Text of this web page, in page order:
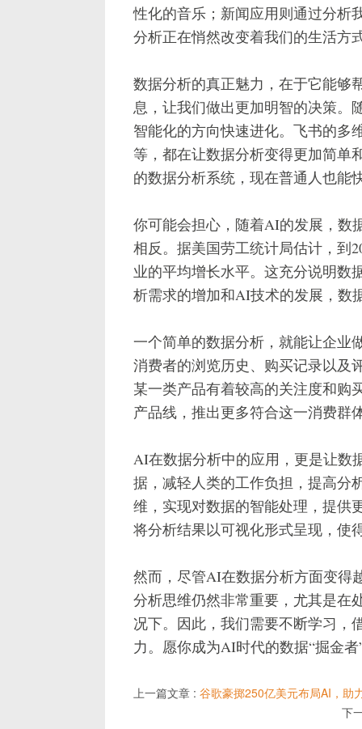
性化的音乐；新闻应用则通过分析
分析正在悄然改变着我们的生活方
数据分析的真正魅力，在于它能够
息，让我们做出更加明智的决策。
智能化的方向快速进化。飞书的多
等，都在让数据分析变得更加简单
的数据分析系统，现在普通人也能
你可能会担心，随着AI的发展，数
相反。据美国劳工统计局估计，到
业的平均增长水平。这充分说明数
析需求的增加和AI技术的发展，数
一个简单的数据分析，就能让企业
消费者的浏览历史、购买记录以及
某一类产品有着较高的关注度和购
产品线，推出更多符合这一消费群
AI在数据分析中的应用，更是让数
据，减轻人类的工作负担，提高分
维，实现对数据的智能处理，提供
将分析结果以可视化形式呈现，使
然而，尽管AI在数据分析方面变得
分析思维仍然非常重要，尤其是在
况下。因此，我们需要不断学习，
力。愿你成为AI时代的数据“掘金
上一篇文章 : 谷歌豪掷250亿美元布局AI，助
下